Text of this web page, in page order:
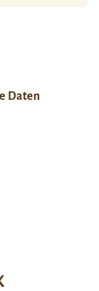
Daten